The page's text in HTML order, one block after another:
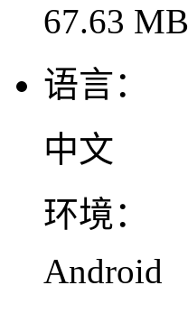
67.63 MB
语言：
中文
环境：
Android